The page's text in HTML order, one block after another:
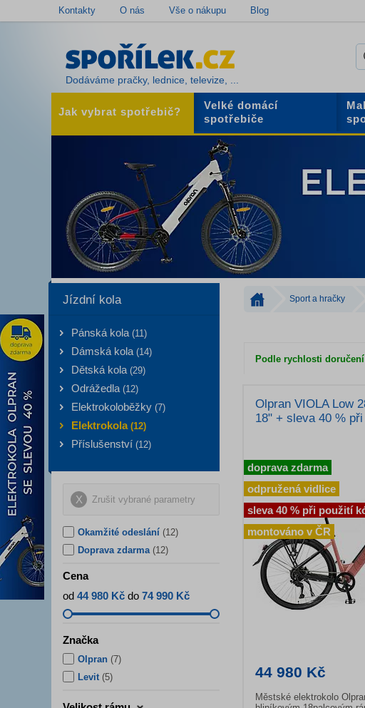
Kontakty O nás Vše o nákupu Blog
Dodáváme pračky, lednice, televize, ...
Jak vybrat spotřebič?
Velké domácí
spotřebiče
Sport a hračky
Podle rychlosti doručení
Olpran VIOLA Low
18" + sleva 40 %
44 980 Kč
Městské elektrokolo
odpružená vidlice
sleva 40 % při použití
montováno v ČR
doprava zdarma
Jízdní kola
Pánská kola (11)
Dámská kola (14)
Dětská kola (29)
Odrážedla (12)
Elektrokoloběžky (7)
Elektrokola (12)
Příslušenství (12)
Zrušit vybrané parametry
Okamžité odeslání (12)
Doprava zdarma (12)
Cena
od 44 980 Kč do 74 990 Kč
Značka
Olpran (7)
Levit (5)